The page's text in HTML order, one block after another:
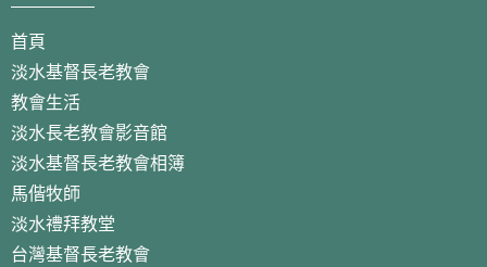
首頁
淡水基督長老教會
教會生活
淡水長老教會影音館
淡水基督長老教會相簿
馬偕牧師
淡水禮拜教堂
台灣基督長老教會